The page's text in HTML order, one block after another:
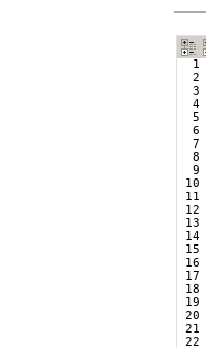
  1
  2
  3
  4
  5
  6
  7
  8
  9
10
11
12
13
14
15
16
17
18
19
20
21
22